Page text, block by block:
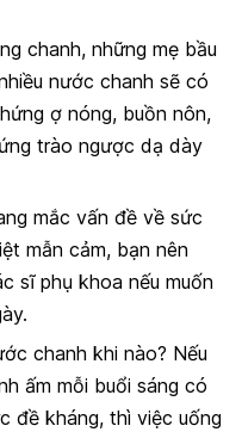
chanh, những mẹ bầu
nước chanh sẽ có
ợ nóng, buồn nôn,
trào ngược dạ dày
mắc vấn đề về sức
mẫn cảm, bạn nên
sĩ phụ khoa nếu muốn
chanh khi nào? Nếu
ấm mỗi buổi sáng có
đề kháng, thì việc uống